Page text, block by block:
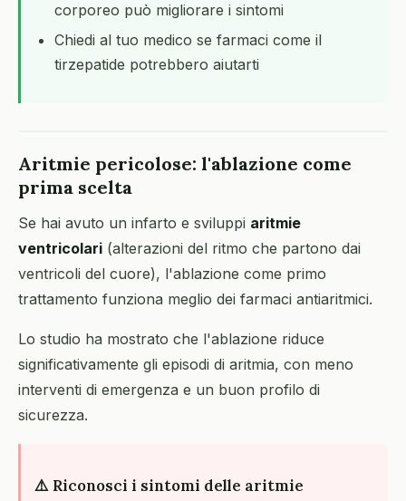
corporeo può migliorare i sintomi
Chiedi al tuo medico se farmaci come il
tirzepatide potrebbero aiutarti
Aritmie pericolose: l'ablazione come
prima scelta
Se hai avuto un infarto e sviluppi aritmie
ventricolari (alterazioni del ritmo che partono dai
ventricoli del cuore), l'ablazione come primo
trattamento funziona meglio dei farmaci antiaritmici.
Lo studio ha mostrato che l'ablazione riduce
significativamente gli episodi di aritmia, con meno
interventi di emergenza e un buon profilo di
sicurezza.
⚠️ Riconosci i sintomi delle aritmie